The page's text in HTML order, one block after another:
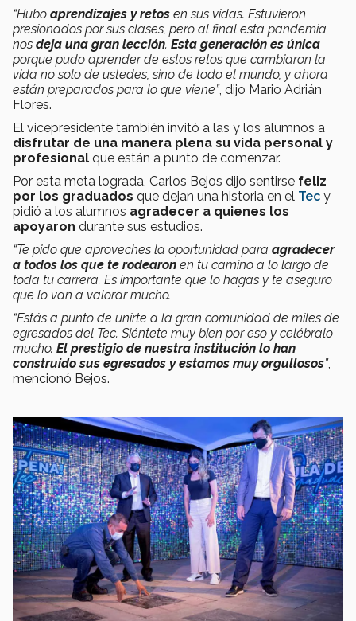
“Hubo aprendizajes y retos en sus vidas. Estuvieron
presionados por sus clases, pero al final esta pandemia
nos deja una gran lección. Esta generación es única
porque pudo aprender de estos retos que cambiaron la
vida no solo de ustedes, sino de todo el mundo, y ahora
están preparados para lo que viene”, dijo Mario Adrián
Flores.
El vicepresidente también invitó a las y los alumnos a
disfrutar de una manera plena su vida personal y
profesional que están a punto de comenzar.
Por esta meta lograda, Carlos Bejos dijo sentirse feliz
por los graduados que dejan una historia en el Tec y
pidió a los alumnos agradecer a quienes los
apoyaron durante sus estudios.
“Te pido que aproveches la oportunidad para agradecer
a todos los que te rodearon en tu camino a lo largo de
toda tu carrera. Es importante que lo hagas y te aseguro
que lo van a valorar mucho.
“Estás a punto de unirte a la gran comunidad de miles de
egresados del Tec. Siéntete muy bien por eso y celébralo
mucho. El prestigio de nuestra institución lo han
construido sus egresados y estamos muy orgullosos”,
mencionó Bejos.